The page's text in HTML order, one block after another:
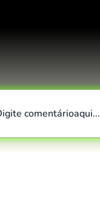
comentárioaqui...